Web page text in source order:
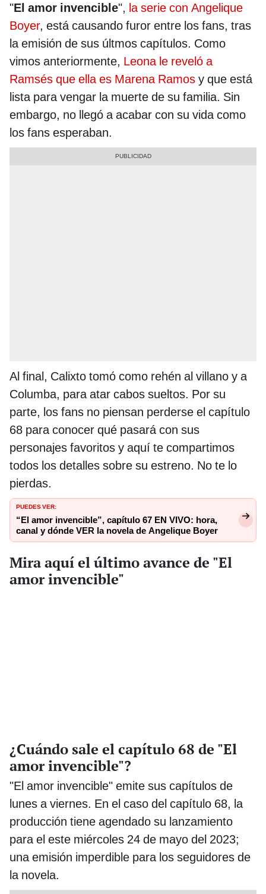
"El amor invencible", la serie con Angelique
Boyer, está causando furor entre los fans, tras
la emisión de sus últmos capítulos. Como
vimos anteriormente, Leona le reveló a
Ramsés que ella es Marena Ramos y que está
lista para vengar la muerte de su familia. Sin
embargo, no llegó a acabar con su vida como
los fans esperaban.
Al final, Calixto tomó como rehén al villano y a
Columba, para atar cabos sueltos. Por su
parte, los fans no piensan perderse el capítulo
68 para conocer qué pasará con sus
personajes favoritos y aquí te compartimos
todos los detalles sobre su estreno. No te lo
pierdas.
PUEDES VER:
“El amor invencible”, capítulo 67 EN VIVO: hora,
canal y dónde VER la novela de Angelique Boyer
Mira aquí el último avance de "El
amor invencible"
¿Cuándo sale el capítulo 68 de "El
amor invencible"?
"El amor invencible" emite sus capítulos de
lunes a viernes. En el caso del capítulo 68, la
producción tiene agendado su lanzamiento
para el este miércoles 24 de mayo del 2023;
una emisión imperdible para los seguidores de
la novela.